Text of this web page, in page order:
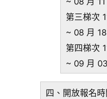
第三梯次
~ 08 月 18
第四梯次
~ 09 月
四、開放報名